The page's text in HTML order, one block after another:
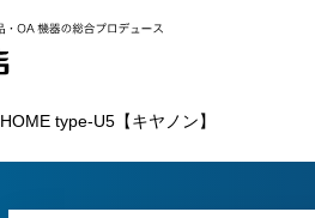
HOME type-U5【キヤノン】